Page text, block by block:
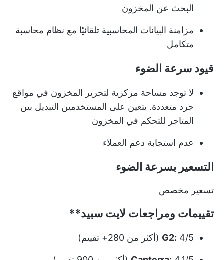
البحث عن المخزون
مزامنة البيانات المحاسبية تلقائيًا مع نظام محاسبة
متكامل
قيود سرعة الضوء
لا توجد مساحة مركزية لتحرير المخزون في مواقع
جرد متعددة. يتعين على المستخدمين التبديل بين
المتاجر للتحكم في المخزون
عدم استجابة دعم العملاء
التسعير بسرعة الضوء
تسعير مخصص
تقييمات ومراجعات لايت سبيد**
G2: 4/5 (أكثر من 280+ تقييم)